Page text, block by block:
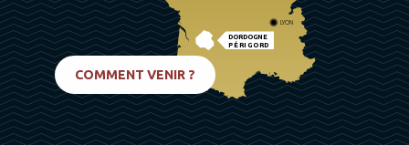
DORDOGNE
PÉRIGORD
LYON
COMMENT VENIR ?